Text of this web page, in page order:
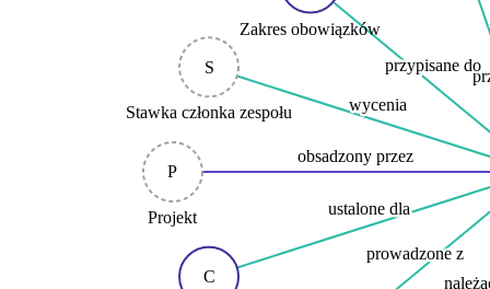
przypisane do
ustalone dla
prowadzone z
obsadzony przez
wycenia
Zakres obowiązków
C
P
Projekt
S
Stawka członka zespołu